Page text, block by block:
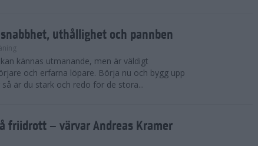
uthållighet och pannben
kännas utmanande, men är väldigt
och erfarna löpare. Börja nu och bygg upp
är du stark och redo för de stora...
friidrott – värvar Andreas Kramer